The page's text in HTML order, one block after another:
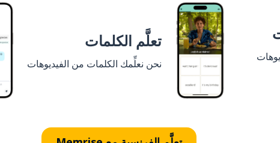
تعلَّم الكلمات
نحن نعلِّمك الكلمات من الفيديوهات